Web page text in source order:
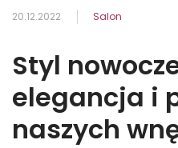
20.12.2022 Salon
Styl
elegancja i
naszych